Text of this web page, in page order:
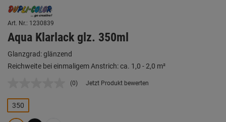
Art. Nr.: 1230839
Aqua Klarlack glz. 350ml
Glanzgrad: glänzend
Reichweite bei einmaligem Anstrich: ca. 1,0 - 2,0 m²
Kein
(0) Jetzt Produkt bewerten
350